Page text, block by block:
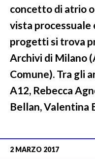
concetto di atrio
vista processuale
progetti si trova
Archivi di Milano
Comune). Tra gli
A12, Rebecca
Bellan, Valentina
2 MARZO 2017